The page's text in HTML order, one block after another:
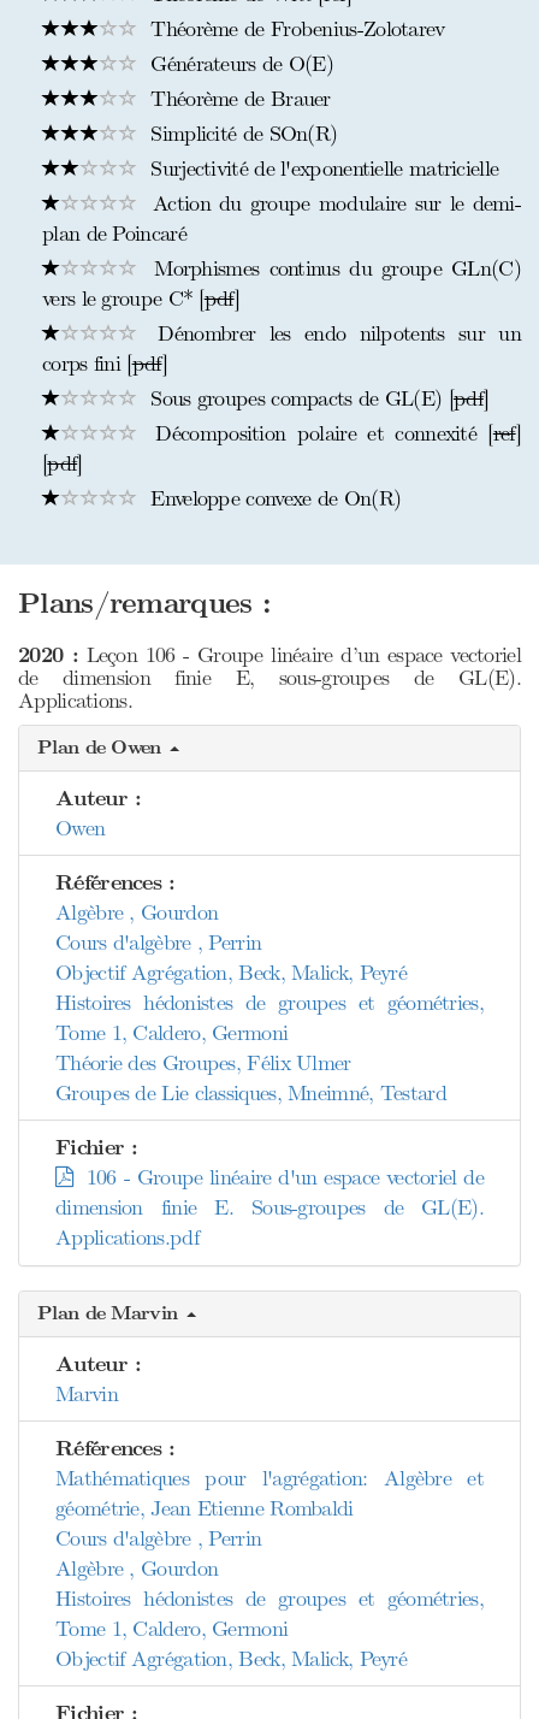
Théorème de Frobenius-Zolotarev
Générateurs de O(E)
Théorème de Brauer
Simplicité de SOn(R)
Surjectivité de l'exponentielle matricielle
Action du groupe modulaire sur le demi-
plan de Poincaré
Morphismes continus du groupe GLn(C)
vers le groupe C* [pdf]
Dénombrer les endo nilpotents sur un
corps fini [pdf]
Sous groupes compacts de GL(E) [pdf]
Décomposition polaire et connexité [ref]
[pdf]
Enveloppe convexe de On(R)
Plans/remarques :
2020 : Leçon 106 - Groupe linéaire d’un espace vectoriel
de dimension finie E, sous-groupes de GL(E).
Applications.
Plan de Owen
Auteur :
Owen
Références :
Algèbre , Gourdon
Cours d'algèbre , Perrin
Objectif Agrégation, Beck, Malick, Peyré
Histoires hédonistes de groupes et géométries,
Tome 1, Caldero, Germoni
Théorie des Groupes, Félix Ulmer
Groupes de Lie classiques, Mneimné, Testard
Fichier :
106 - Groupe linéaire d'un espace vectoriel de
dimension finie E. Sous-groupes de GL(E).
Applications.pdf
Plan de Marvin
Auteur :
Marvin
Références :
Mathématiques pour l'agrégation: Algèbre et
géométrie, Jean Etienne Rombaldi
Cours d'algèbre , Perrin
Algèbre , Gourdon
Histoires hédonistes de groupes et géométries,
Tome 1, Caldero, Germoni
Objectif Agrégation, Beck, Malick, Peyré